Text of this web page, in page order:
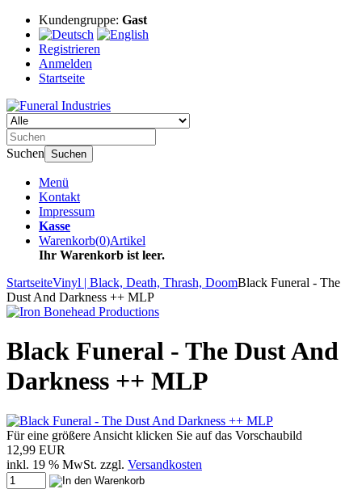
Kundengruppe: Gast
Registrieren
Anmelden
Startseite
Suchen Suchen
Menü
Kontakt
Impressum
Kasse
Warenkorb(0)Artikel
Ihr Warenkorb ist leer.
StartseiteVinyl | Black, Death, Thrash, DoomBlack Funeral - The
Dust And Darkness ++ MLP
Black Funeral - The Dust And
Darkness ++ MLP
Für eine größere Ansicht klicken Sie auf das Vorschaubild
12,99 EUR
inkl. 19 % MwSt. zzgl. Versandkosten